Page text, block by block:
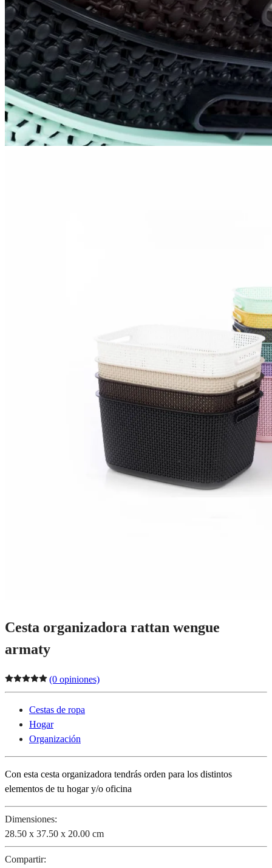
Cesta organizadora rattan wengue
armaty
(0 opiniones)
Cestas de ropa
Hogar
Organización
Con esta cesta organizadora tendrás orden para los distintos
elementos de tu hogar y/o oficina
Dimensiones:
28.50 x 37.50 x 20.00 cm
Compartir: